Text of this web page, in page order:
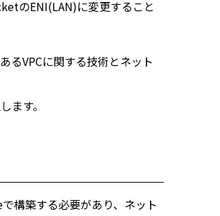
のENI(LAN)に変更すること
るVPCに関する技術とネット
ます。
構築する必要があり、ネット